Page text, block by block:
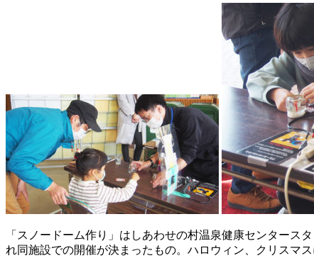
「スノードーム作り」はしあわせの村温泉健康センタース
れ同施設での開催が決まったもの。ハロウィン、クリスマ